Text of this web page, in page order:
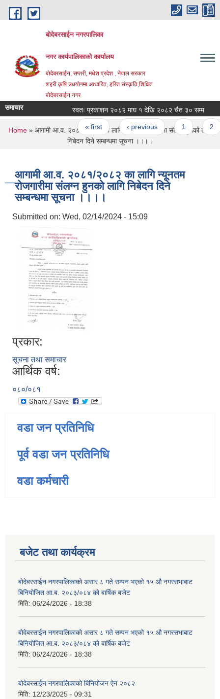
Skip to main content
बोदेबरसाईन नगरपालिका
नगर कार्यपालिकाको कार्यालय
बोदेबरसाईन, सप्तरी, मधेश प्रदेश , नेपाल सरकार
शहरी कृषि उधयोगमा आधारित, हरित संस्कृति,शिक्षित
बोदेबरसाईन नगर
समाचार स्वतः प्रकाशन २०८२ माघ १ देखि २०८२ चैत ३० सम्म
Pages
« first ‹ previous 1 2
You are here
Home» आगामी आ.व. २०८१/२०८२ का लागि न्यूनतम रोजगारीमा संलग्न हुनको लागि
निबेदन दिने सम्बन्धमा सूचना ।।।।
आगामी आ.व. २०८१/२०८२ का लागि न्यूनतम
रोजगारीमा संलग्न हुनको लागि निबेदन दिने
सम्बन्धमा सूचना ।।।।
Submitted on: Wed, 02/14/2024 - 15:09
प्रकार:
सूचना तथा समाचार
आर्थिक वर्ष:
०८०/०८१
वडा जन प्रतिनिधि
पूर्व वडा जन प्रतिनिधि
वडा कर्मचारी
बजेट तथा कार्यक्रम
बोदेबरसाईन नगरपालिकाको असार ८ गते सम्पन भएको १५ ‍‍‍औ नगरसभाबाट
बिनियोजित आ.ब. २०८३/०८४ को बार्षिक बजेट
मिति: 06/24/2026 - 18:38
बोदेबरसाईन नगरपालिकाको असार ८ गते सम्पन भएको १५ ‍‍‍औ नगरसभाबाट
बिनियोजित आ.ब. २०८३/०८४ को बार्षिक बजेट
मिति: 06/24/2026 - 18:38
बोदेबरसाईन नगरपालिकाको बिनियोजन ऐन २०८२
मिति: 12/23/2025 - 09:31